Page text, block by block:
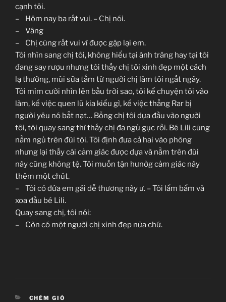
cạnh tôi.
– Hôm nay ba rất vui. – Chị nói.
– Vâng
– Chị cũng rất vui vì được gặp lại em.
Tôi nhìn sang chị tôi, không hiểu tại ánh trăng hay tại tôi
đang say rượu nhưng tôi thấy chị tôi xinh đẹp một cách
lạ thường, mùi sữa tắm từ người chị làm tôi ngất ngây.
Tôi mỉm cười nhìn lên bầu trời sao, tôi kể chuyện tôi vào
làm, kể việc quen lũ kia kiểu gì, kể việc thằng Rar bị
người yêu nó bắt nạt… Bỗng chị tôi dựa đầu vào người
tôi, tôi quay sang thì thấy chị đã ngủ gục rồi. Bé Lili cũng
nằm ngủ trên đùi tôi. Tôi định đưa cả hai vào phòng
nhưng lại thấy cái cảm giác được dựa và nằm trên đùi
này cũng không tệ. Tôi muốn tận hưnởg cảm giác này
thêm một chút.
– Tôi có đứa em gái dễ thương này ư. – Tôi lẩm bẩm và
xoa đầu bé Lili.
Quay sang chị, tôi nói:
– Còn có một người chị xinh đẹp nữa chứ.
CATEGORIES
CHÉM GIÓ